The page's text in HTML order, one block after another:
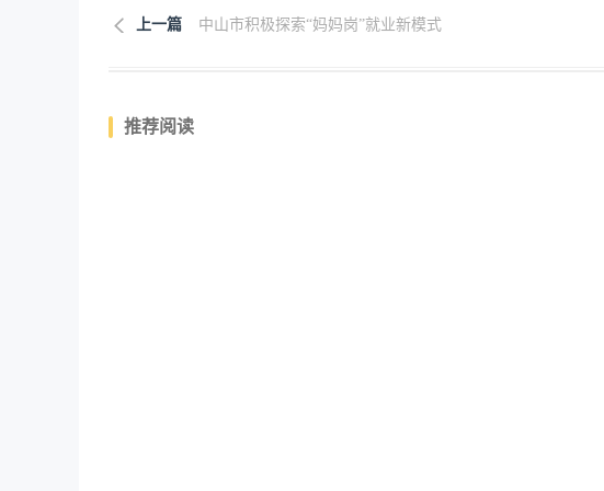
上一篇 中山市积极探索“妈妈岗”就业新模式
推荐阅读